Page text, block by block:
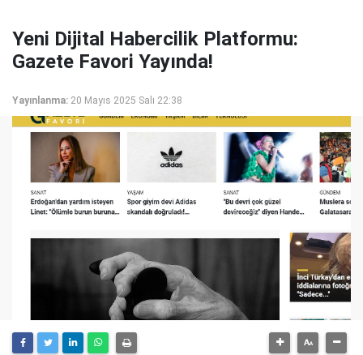
Yeni Dijital Habercilik Platformu:
Gazete Favori Yayında!
Yayınlanma: 20 Mayıs 2025 Salı 22:38